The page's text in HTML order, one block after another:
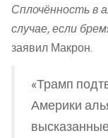
Сплочённость в
случае, если
заявил Макрон.
«Трамп
Америки